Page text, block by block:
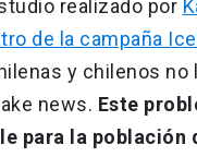
realizado por
de la campaña
y chilenos no
news. Este
para la población